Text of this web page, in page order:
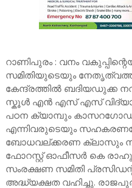
റാണിപുരം : വനം
സമിതിയുടെയും
കേന്ദ്രത്തിൽ ബദിയഡുക്ക
സ്കൂൾ എൻ എസ് എസ്
പഠന ക്യാമ്പും
എന്നിവരുടെയും
ബോധവല്ക്കരണ ക്ലാസും
ഫോറസ്റ്റ് ഓഫീസർ കെ
സംരക്ഷണ സമിതി
അദ്ധ്യക്ഷത വഹിച്ചു.